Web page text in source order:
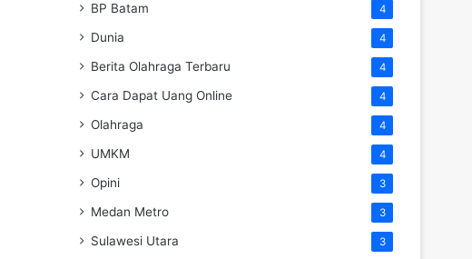
BP Batam 4
Dunia 4
Berita Olahraga Terbaru 4
Cara Dapat Uang Online 4
Olahraga 4
UMKM 4
Opini 3
Medan Metro 3
Sulawesi Utara 3